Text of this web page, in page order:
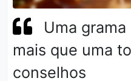
Uma
mais que uma
conselhos